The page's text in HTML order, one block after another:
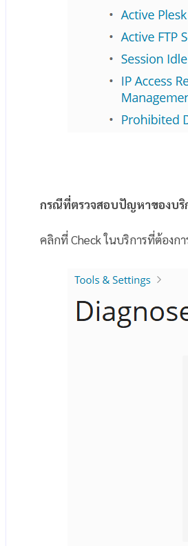
กรณีที่ตรวจสอบปัญหาของบริ
คลิกที่ Check ในบริการที่ต้องก